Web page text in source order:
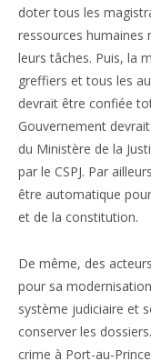
doter tous les
ressources humaines
leurs tâches. Puis, la
greffiers et tous les
devrait être confiée
Gouvernement
du Ministère de la
par le CSPJ. Par
être automatique
et de la constitution.
De même, des
pour sa
système judiciaire et
conserver les
crime à Port-au-